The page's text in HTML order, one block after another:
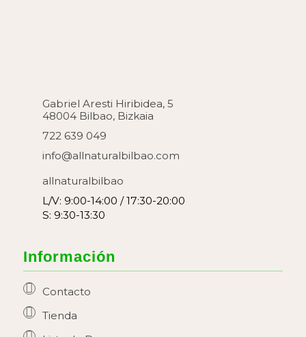
Gabriel Aresti Hiribidea, 5
48004 Bilbao, Bizkaia
722 639 049
info@allnaturalbilbao.com
allnaturalbilbao
L/V: 9:00-14:00 / 17:30-20:00
S: 9:30-13:30
Información
Contacto
Tienda